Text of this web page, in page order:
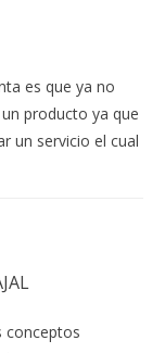
es que ya no
producto ya que
un servicio el cual
conceptos